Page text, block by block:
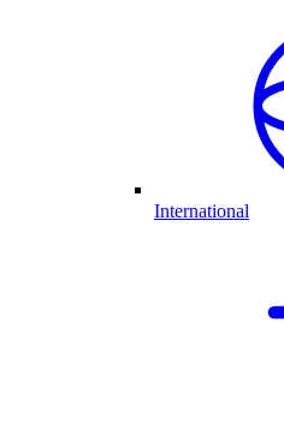
International